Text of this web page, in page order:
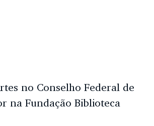
no Conselho Federal de
na Fundação Biblioteca